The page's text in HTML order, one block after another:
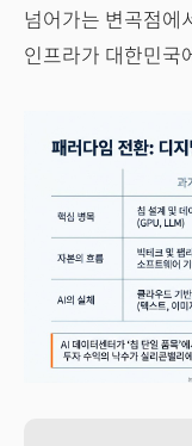
넘어가는 변곡점에
인프라가 대한민국